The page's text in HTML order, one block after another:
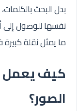
بدل البحث
نفسها للوصول إلى
ما يمثل نقلة
كيف يعمل
الصور؟